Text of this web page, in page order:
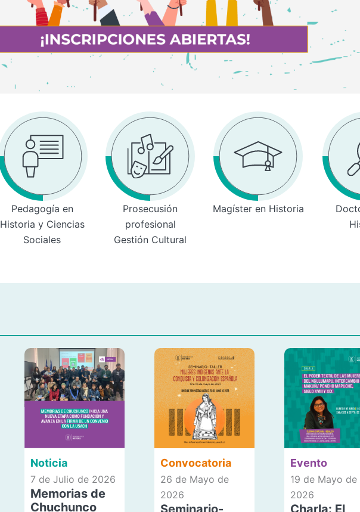
Pedagogía en
Historia y Ciencias
Sociales
Prosecusión
profesional
Gestión Cultural
Magíster en Historia
Noticia
7 de Julio de 2026
Memorias de
Chuchunco
Convocatoria
26 de Mayo de
2026
Seminario-
Evento
19 de Mayo de
2026
Charla: El